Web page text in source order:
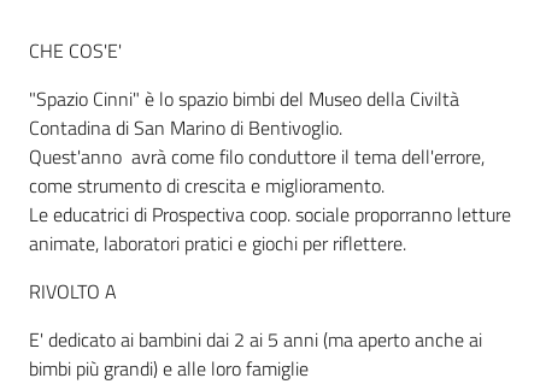
locali
Newsletter
CHE COS'E'
"Spazio Cinni" è lo spazio bimbi del Museo della Civiltà
Contadina di San Marino di Bentivoglio.
Quest'anno avrà come filo conduttore il tema dell'errore,
come strumento di crescita e miglioramento.
Le educatrici di Prospectiva coop. sociale proporranno letture
animate, laboratori pratici e giochi per riflettere.
RIVOLTO A
E' dedicato ai bambini dai 2 ai 5 anni (ma aperto anche ai
bimbi più grandi) e alle loro famiglie